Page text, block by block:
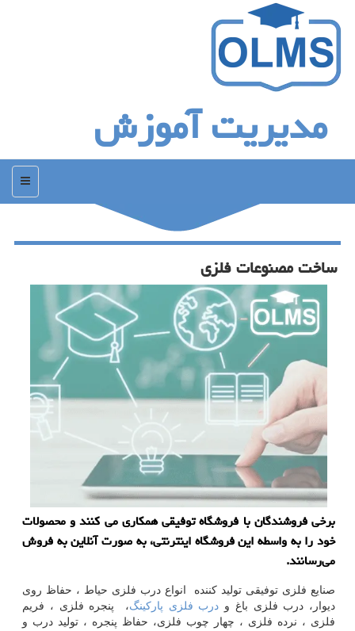
مدیریت آموزش
منو
ساخت مصنوعات فلزی
برخی فروشندگان با فروشگاه توفیقی همكاری می كنند و محصولات
خود را به واسطه این فروشگاه اینترنتی، به صورت آنلاین به فروش
می‌رسانند.
صنایع فلزی توفیقی تولید کننده انواع درب فلزی حیاط ، حفاظ روی
دیوار، درب فلزی باغ و درب فلزی پارکینگ، پنجره فلزی ، فریم
فلزی ، نرده فلزی ، چهار چوب فلزی، حفاظ پنجره ، تولید درب و